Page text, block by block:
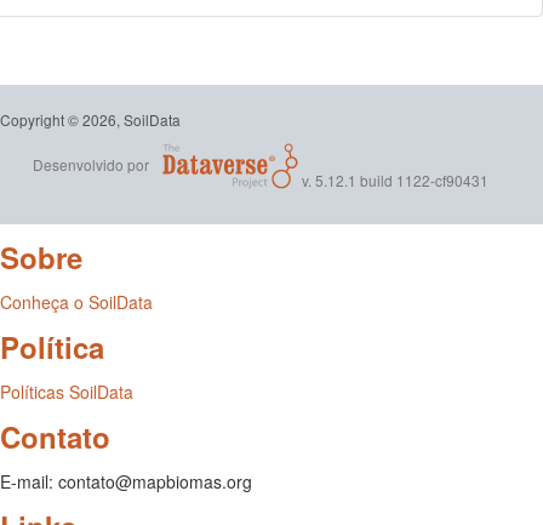
Copyright © 2026, SoilData
Desenvolvido por
v. 5.12.1 build 1122-cf90431
Sobre
Conheça o SoilData
Política
Políticas SoilData
Contato
E-mail: contato@mapbiomas.org